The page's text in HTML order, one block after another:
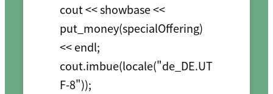
cout << showbase <<
put_money(specialOffering)
<< endl;
cout.imbue(locale("de_DE.UT
F-8"));